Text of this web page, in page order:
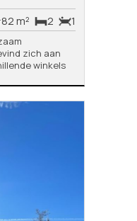
1
2
82 m²
zich aan
winkels